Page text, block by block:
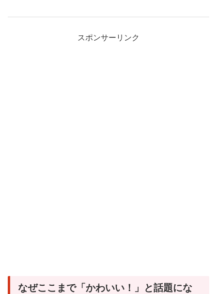
スポンサーリンク
なぜここまで「かわいい！」と話題にな